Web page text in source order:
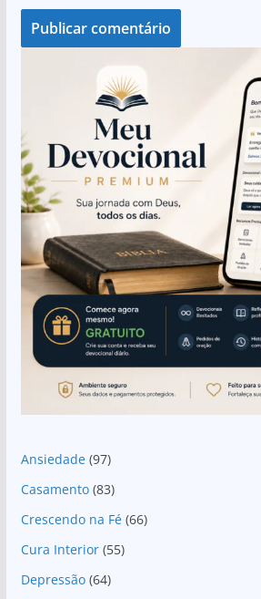
Ansiedade(97)
Casamento(83)
Crescendo na Fé(66)
Cura Interior(55)
Depressão(64)